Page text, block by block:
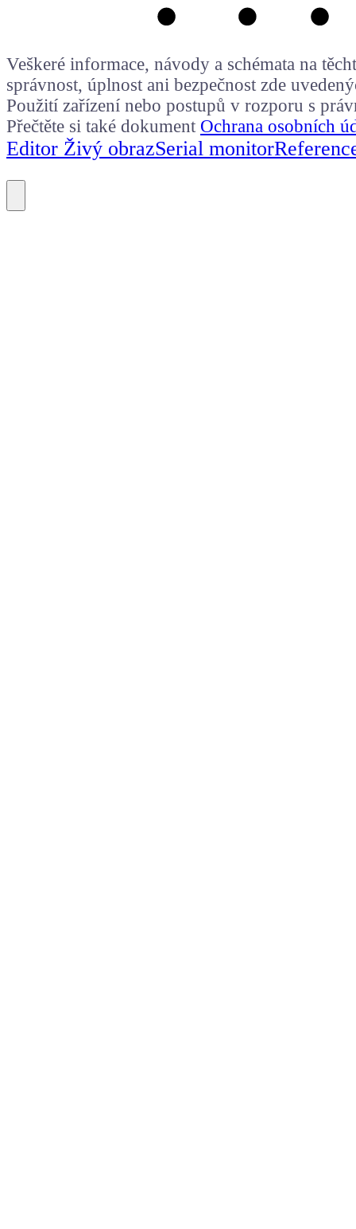
Veškeré informace, návody a schémata na
správnost, úplnost ani bezpečnost zde
Použití zařízení nebo postupů v rozporu s
Přečtěte si také dokument Ochrana osobních
Editor Živý obrazSerial monitor